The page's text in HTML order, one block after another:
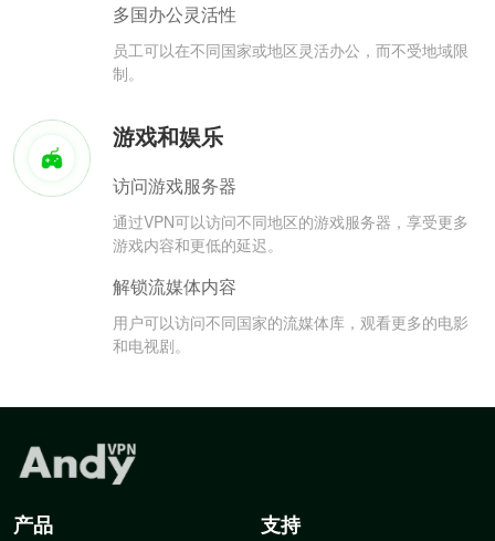
多国办公灵活性
员工可以在不同国家或地区灵活办公，而不受地域限
制。
游戏和娱乐
访问游戏服务器
通过VPN可以访问不同地区的游戏服务器，享受更多
游戏内容和更低的延迟。
解锁流媒体内容
用户可以访问不同国家的流媒体库，观看更多的电影
和电视剧。
产品 支持